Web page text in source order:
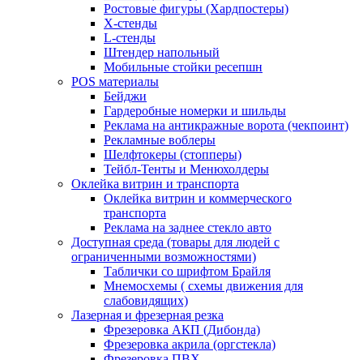
Ростовые фигуры (Хардпостеры)
X-стенды
L-стенды
Штендер напольный
Мобильные стойки ресепшн
POS материалы
Бейджи
Гардеробные номерки и шильды
Реклама на антикражные ворота (чекпоинт)
Рекламные воблеры
Шелфтокеры (стопперы)
Тейбл-Тенты и Менюхолдеры
Оклейка витрин и транспорта
Оклейка витрин и коммерческого
транспорта
Реклама на заднее стекло авто
Доступная среда (товары для людей с
ограниченными возможностями)
Таблички со шрифтом Брайля
Мнемосхемы ( схемы движения для
слабовидящих)
Лазерная и фрезерная резка
Фрезеровка АКП (Дибонда)
Фрезеровка акрила (оргстекла)